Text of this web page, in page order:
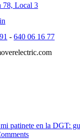
78, Local 3
- 640 06 16 77
patinete en la DGT: